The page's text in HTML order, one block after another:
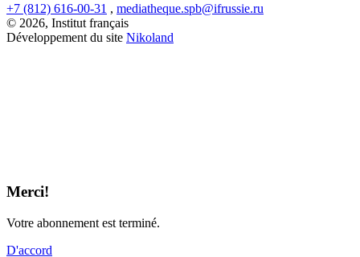
+7 (812) 616-00-31 , mediatheque.spb@ifrussie.ru
© 2026, Institut français
Développement du site Nikoland
Merci!
Votre abonnement est terminé.
D'accord